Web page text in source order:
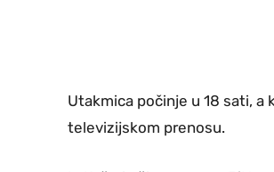
Utakmica počinje u 18 sati,
televizijskom prenosu.